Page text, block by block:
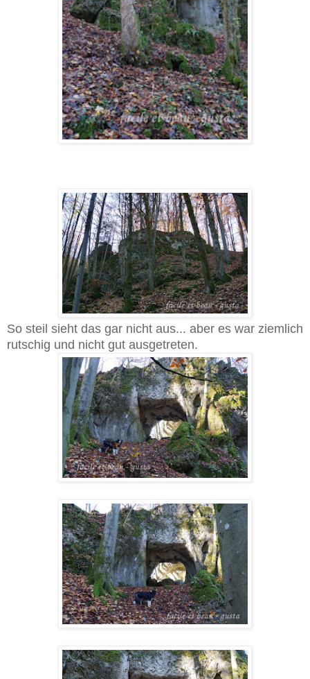
So steil sieht das gar nicht aus... aber es war ziemlich
rutschig und nicht gut ausgetreten.